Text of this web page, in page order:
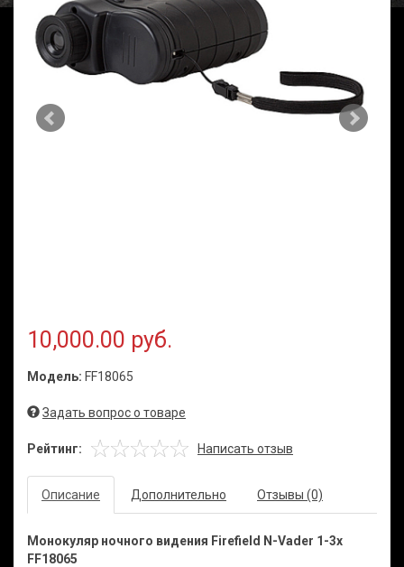
10,000.00 руб.
Модель: FF18065
Задать вопрос о товаре
Рейтинг: Написать отзыв
Описание Дополнительно Отзывы (0)
Монокуляр ночного видения Firefield N-Vader 1-3x
FF18065